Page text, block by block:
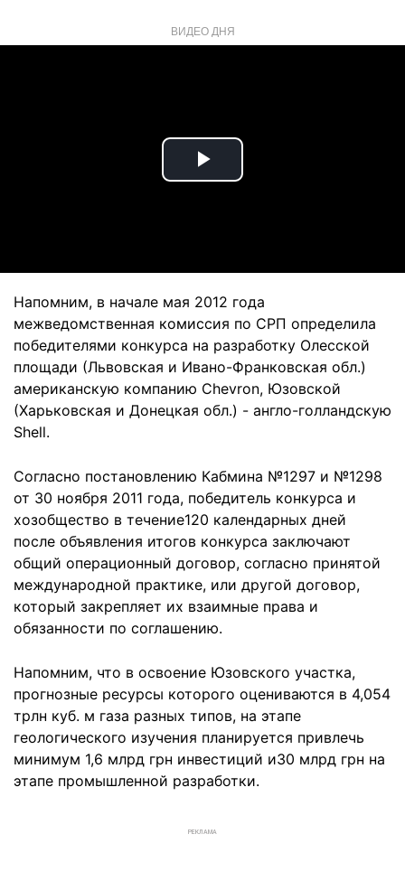
ВИДЕО ДНЯ
Play
Напомним, в начале мая 2012 года
межведомственная комиссия по СРП определила
победителями конкурса на разработку Олесской
площади (Львовская и Ивано-Франковская обл.)
американскую компанию Chevron, Юзовской
(Харьковская и Донецкая обл.) - англо-голландскую
Shell.
Согласно постановлению Кабмина №1297 и №1298
от 30 ноября 2011 года, победитель конкурса и
хозобщество в течение120 календарных дней
после объявления итогов конкурса заключают
общий операционный договор, согласно принятой
международной практике, или другой договор,
который закрепляет их взаимные права и
обязанности по соглашению.
Напомним, что в освоение Юзовского участка,
прогнозные ресурсы которого оцениваются в 4,054
трлн куб. м газа разных типов, на этапе
геологического изучения планируется привлечь
минимум 1,6 млрд грн инвестиций и30 млрд грн на
этапе промышленной разработки.
РЕКЛАМА